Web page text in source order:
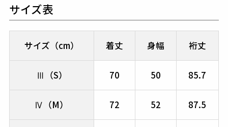
サイズ表
サイズ（cm） 着丈 身幅 裄丈
Ⅲ（S） 70 50 85.7
Ⅳ（M） 72 52 87.5